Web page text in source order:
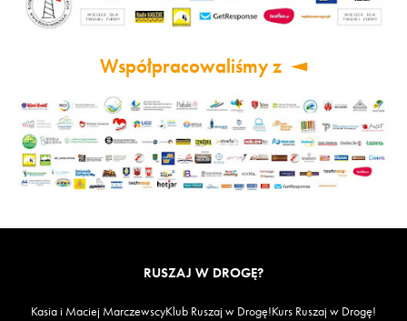
Współpracowaliśmy z
RUSZAJ W DROGĘ?
Kasia i Maciej MarczewscyKlub Ruszaj w Drogę!Kurs Ruszaj w Drogę!